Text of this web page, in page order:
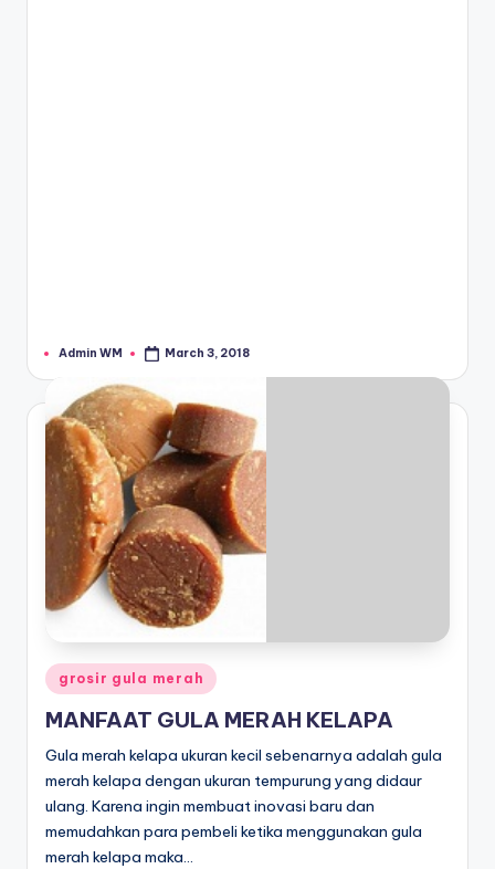
Posted
Admin WM March 3, 2018
Posted
in
grosir gula merah
MANFAAT GULA MERAH KELAPA
Gula merah kelapa ukuran kecil sebenarnya adalah gula
merah kelapa dengan ukuran tempurung yang didaur
ulang. Karena ingin membuat inovasi baru dan
memudahkan para pembeli ketika menggunakan gula
merah kelapa maka…